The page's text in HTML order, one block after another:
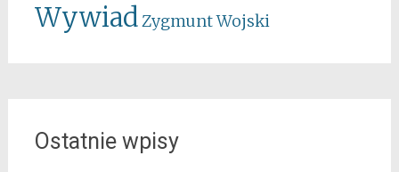
WywiadZygmunt Wojski
Ostatnie wpisy